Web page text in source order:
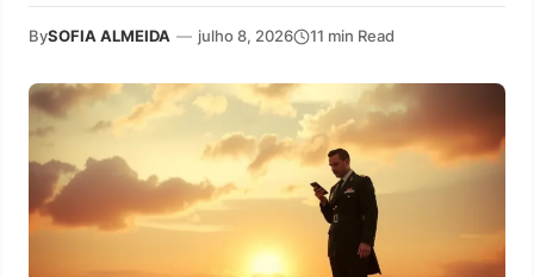
BySOFIA ALMEIDA — julho 8, 2026 11 min Read